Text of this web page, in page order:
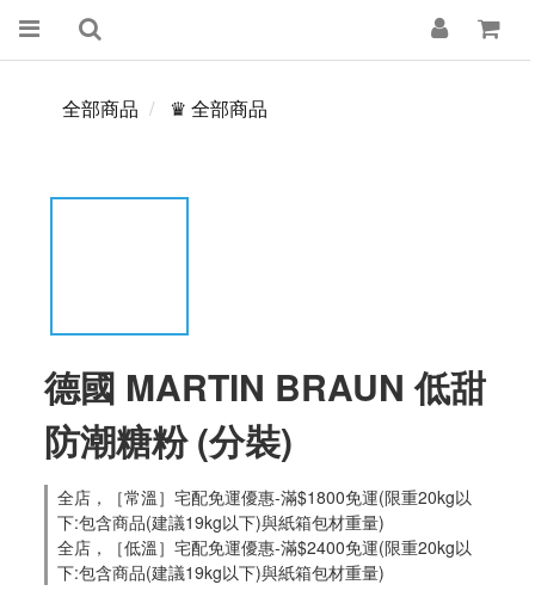
全部商品 ♛ 全部商品
德國 MARTIN BRAUN 低甜
防潮糖粉 (分裝)
全店，［常溫］宅配免運優惠-滿$1800免運(限重20kg以
下:包含商品(建議19kg以下)與紙箱包材重量)
全店，［低溫］宅配免運優惠-滿$2400免運(限重20kg以
下:包含商品(建議19kg以下)與紙箱包材重量)